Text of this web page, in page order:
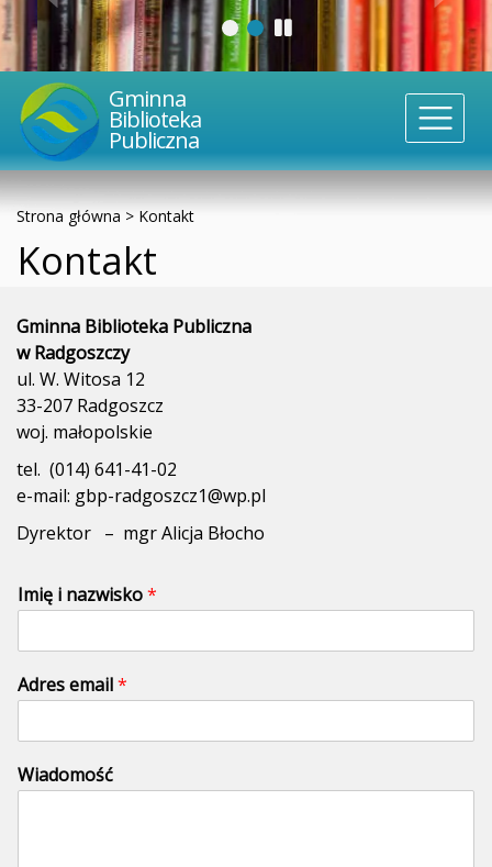
Gminna
Biblioteka
Publiczna
Strona główna > Kontakt
Kontakt
Gminna Biblioteka Publiczna
w Radgoszczy
ul. W. Witosa 12
33-207 Radgoszcz
woj. małopolskie
tel. (014) 641-41-02
e-mail: gbp-radgoszcz1@wp.pl
Dyrektor – mgr Alicja Błocho
Imię i nazwisko*
Adres email*
Wiadomość